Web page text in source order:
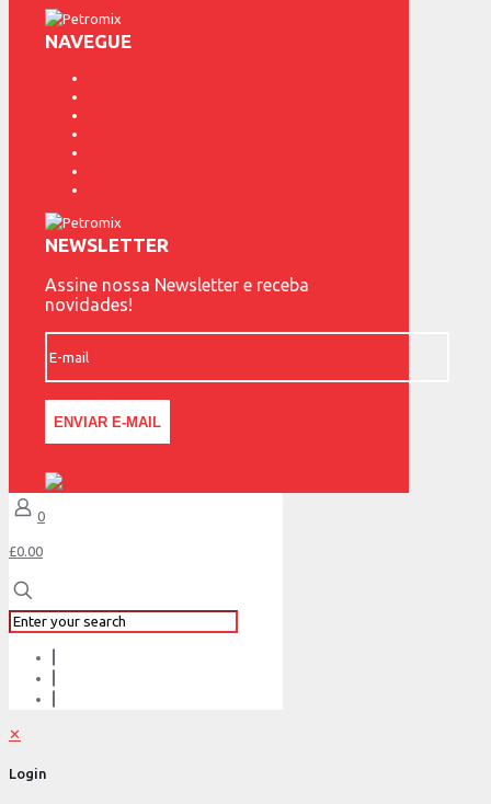
NAVEGUE
NEWSLETTER
Assine nossa Newsletter e receba
novidades!
0
£0.00
✕
Login